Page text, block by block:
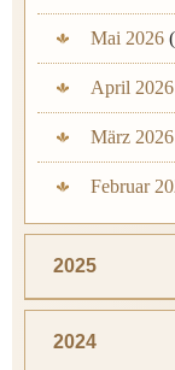
Mai 2026
April 2026
März 2026
Februar
2025
2024